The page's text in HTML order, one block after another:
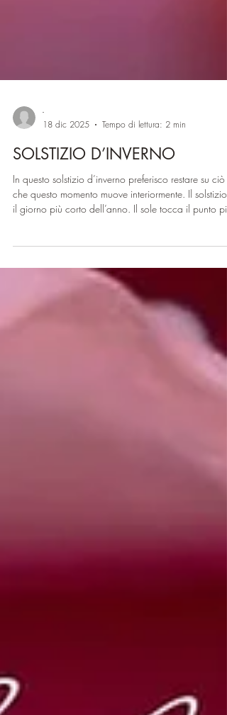
-
18 dic 2025
Tempo di lettura: 2 min
SOLSTIZIO D’INVERNO
In questo solstizio d’inverno preferisco restare su ciò
il giorno più corto dell’anno. Il sole tocca il punto più
ancora luce nuova, ma il buio ha raggiunto il suo
limite. È la fine di un ciclo che si consuma e l’inizio di
qualcosa che non è ancora visibile. Il messaggio
dell’angelo Mebahiah, angelo reggente del giorno,
parla della capacità di vedere con chiarezza, senza